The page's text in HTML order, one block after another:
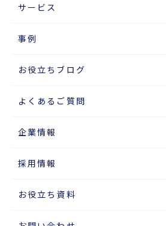
サービス
事例
お役立ちブログ
よくあるご質問
企業情報
採用情報
お役立ち資料